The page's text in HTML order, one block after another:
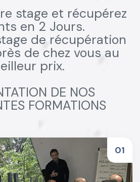
stage et récupérez
en 2 Jours.
de récupération
de chez vous au
prix.
DE NOS
FORMATIONS